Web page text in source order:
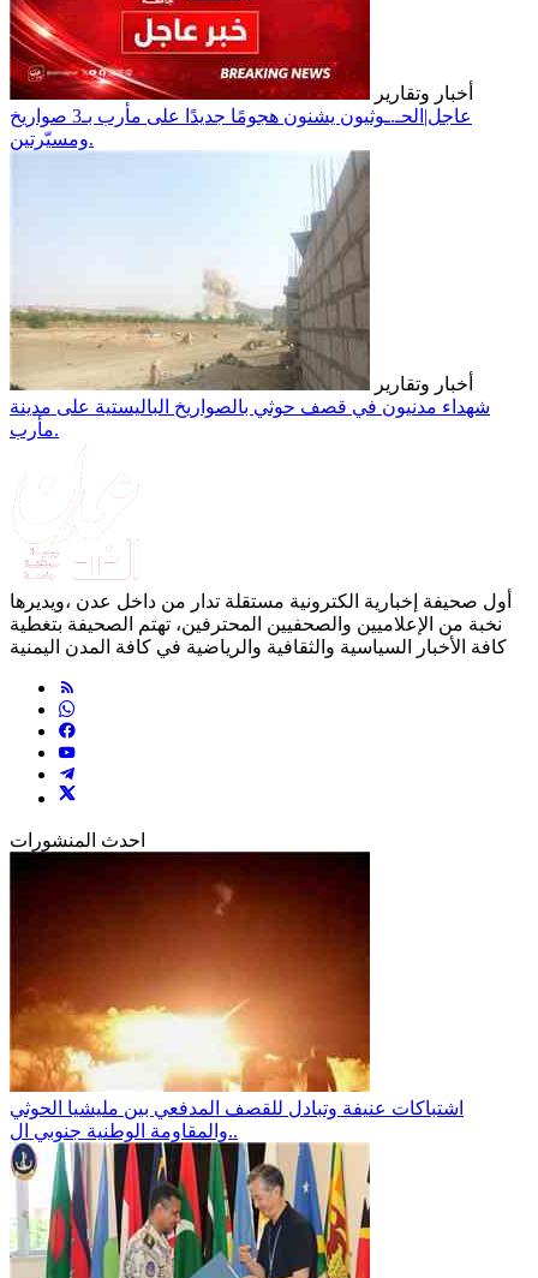
أخبار وتقارير
عاجل|الحـ.ـوثيون يشنون هجومًا جديدًا على مأرب بـ3 صواريخ
ومسيّرتين.
أخبار وتقارير
شهداء مدنيون في قصف حوثي بالصواريخ الباليستية على مدينة
مأرب.
أول صحيفة إخبارية الكترونية مستقلة تدار من داخل عدن ،ويديرها
نخبة من الإعلاميين والصحفيين المحترفين، تهتم الصحيفة بتغطية
كافة الأخبار السياسية والثقافية والرياضية في كافة المدن اليمنية
احدث المنشورات
اشتباكات عنيفة وتبادل للقصف المدفعي بين مليشيا الحوثي
والمقاومة الوطنية جنوبي ال..